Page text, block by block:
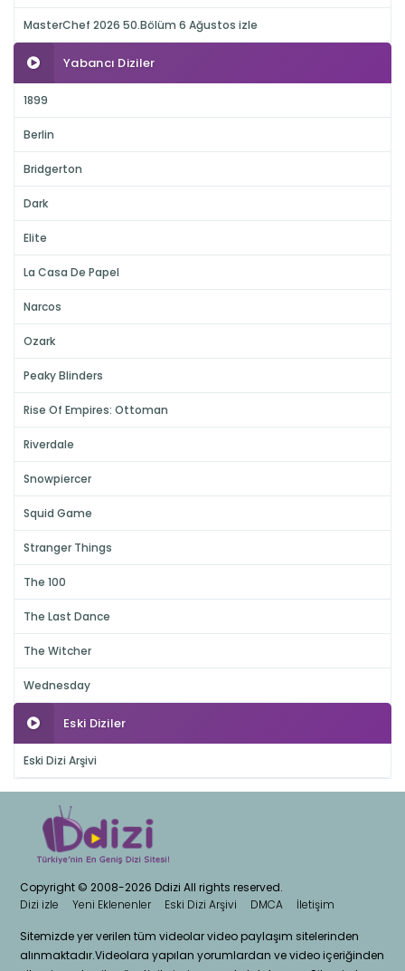
MasterChef 2026 50.Bölüm 6 Ağustos izle
Yabancı Diziler
1899
Berlin
Bridgerton
Dark
Elite
La Casa De Papel
Narcos
Ozark
Peaky Blinders
Rise Of Empires: Ottoman
Riverdale
Snowpiercer
Squid Game
Stranger Things
The 100
The Last Dance
The Witcher
Wednesday
Eski Diziler
Eski Dizi Arşivi
Copyright © 2008-2026 Ddizi All rights reserved.
Dizi izle
Yeni Eklenenler Eski Dizi Arşivi DMCA İletişim
Sitemizde yer verilen tüm videolar video paylaşım sitelerinden
alınmaktadır.Videolara yapılan yorumlardan ve video içeriğinden